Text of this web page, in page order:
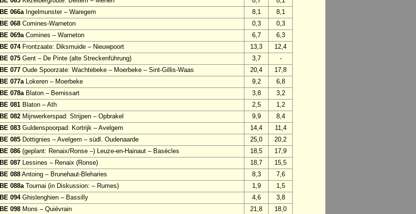
BE 066aIngelmunster – Waregem 8,1
8,1
BE 068 Comines-Warneton 0,3
0,3
BE 069aComines – Warneton 6,7
6,3
BE 074Frontzaate: Diksmuide – Nieuwpoort 13,3
12,4
BE 075 Gent – De Pinte (alte Streckenführung) 3,7
-
BE 077 Oude Spoorzate: Wachtebeke – Moerbeke – Sint-Gillis-Waas 20,4
17,8
BE 077aLokeren – Moerbeke 9,2
6,8
BE 078aBlaton – Bernissart 3,8
3,2
BE 081 Blaton – Ath 2,5
1,2
BE 082 Mijnwerkerspad: Strijpen – Opbrakel 9,9
8,4
BE 083 Guldenspoorpad: Kortrijk – Avelgem 14,4
11,4
BE 085 Dottignies – Avelgem – südl. Oudenaarde 25,0
20,2
BE 086 (geplant: Renaix/Ronse –) Leuze-en-Hainaut – Basècles 18,5
17,9
BE 087 Lessines – Renaix (Ronse) 18,7
15,5
BE 088 Antoing – Brunehaut-Bleharies 8,3
7,6
BE 088aTournai (in Diskussion: – Rumes) 1,9
1,5
BE 094Ghislenghien – Bassilly 4,6
3,8
BE 098 Mons – Quiévrain 21,8
18,0